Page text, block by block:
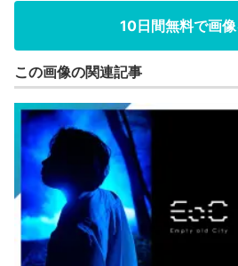
10日間無料で画
この画像の関連記事